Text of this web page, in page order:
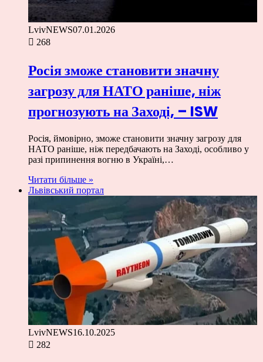
LvivNEWS07.01.2026
268
Росія зможе становити значну
загрозу для НАТО раніше, ніж
прогнозують на Заході, – ISW
Росія, ймовірно, зможе становити значну загрозу для
НАТО раніше, ніж передбачають на Заході, особливо у
разі припинення вогню в Україні,…
Читати більше »
Львівський портал
LvivNEWS16.10.2025
282